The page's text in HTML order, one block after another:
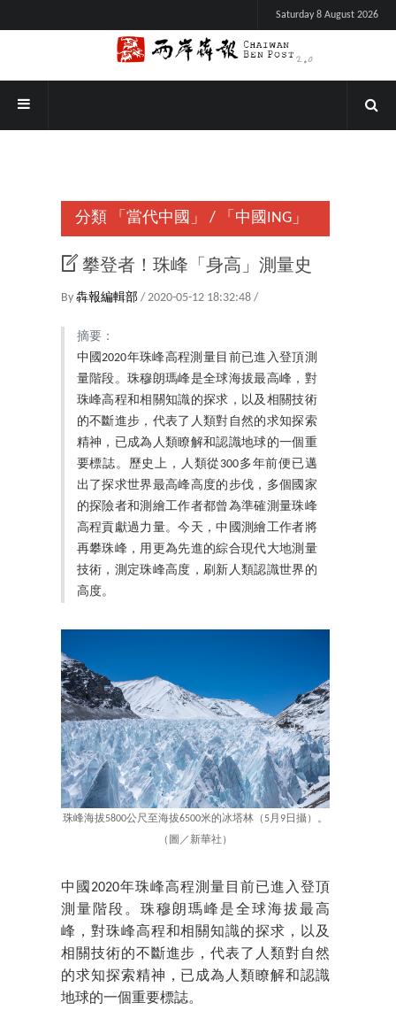
Saturday 8 August 2026
分類 「當代中國」 / 「中國ING」
攀登者！珠峰「身高」測量史
By 犇報編輯部 / 2020-05-12 18:32:48 /
摘要：
中國2020年珠峰高程測量目前已進入登頂測
量階段。珠穆朗瑪峰是全球海拔最高峰，對
珠峰高程和相關知識的探求，以及相關技術
的不斷進步，代表了人類對自然的求知探索
精神，已成為人類瞭解和認識地球的一個重
要標誌。歷史上，人類從300多年前便已邁
出了探求世界最高峰高度的步伐，多個國家
的探險者和測繪工作者都曾為準確測量珠峰
高程貢獻過力量。今天，中國測繪工作者將
再攀珠峰，用更為先進的綜合現代大地測量
技術，測定珠峰高度，刷新人類認識世界的
高度。
珠峰海拔5800公尺至海拔6500米的冰塔林（5月9日攝）。
（圖／新華社）
中國2020年珠峰高程測量目前已進入登頂
測量階段。珠穆朗瑪峰是全球海拔最高
峰，對珠峰高程和相關知識的探求，以及
相關技術的不斷進步，代表了人類對自然
的求知探索精神，已成為人類瞭解和認識
地球的一個重要標誌。